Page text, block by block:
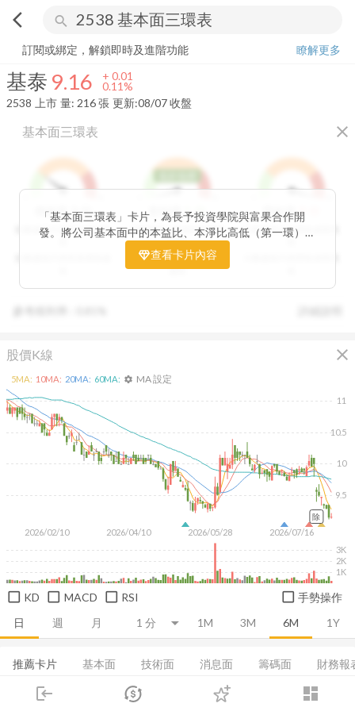
arrow_back_ios search
login dashboard
市場 登入
基泰 + 0.11%
訂閱或綁定，解鎖即時及進階功能
瞭解更多
基泰 9.16 + 0.01
0.11%
2538
上市 量: 216張 更新:08/07 收盤
基本面三環表 close
價值環3分
分數越高代表投資價值越
高
股利環 1 分
分數越高代表股利報酬率
越高
分數越低代表股利報酬率
越低
營收環9
分數越高代表營收成長性
高
「基本面三環表」卡片，為長予投資學院與富果合作開
發。將公司基本面中的本益比、本淨比高低（第一環）、
股利報酬率好壞（第二環）以及營收成長性（第三環），
透過數據分析與統計處理，用三環的表達方式讓投資人可
查看卡片內容
股價K線 close
日 週 月 1M 3M 6M 1Y
2026/02/10 2026/04/10 2026/05/28 2026/07/16
9.5
10
10.5
11
1K
2K
3K
5MA: 10MA: 20MA: 60MA: settings MA 設定
除
KD MACD RSI 手勢操作
推薦卡片 基本面 技術面 消息面 籌碼面 財務報
集保分布 基本概況